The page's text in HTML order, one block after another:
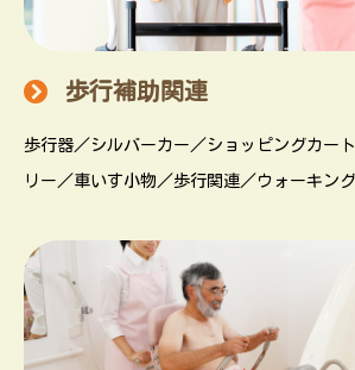
歩行補助関連
歩行器／シルバーカー／ショッピングカー
リー／車いす小物／歩行関連／ウォーキン